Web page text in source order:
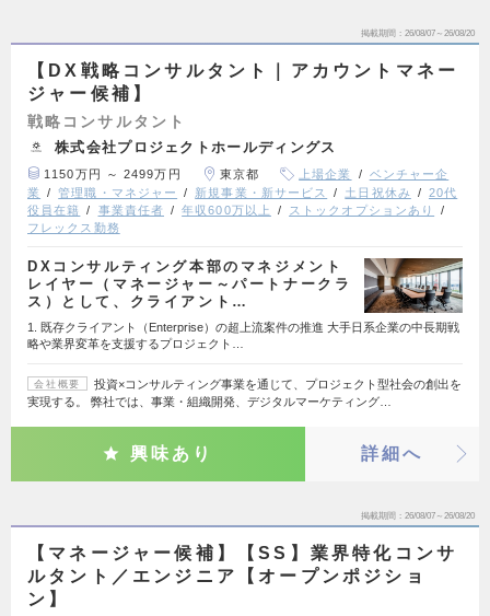
掲載期間 26/08/07～26/08/20
【DX戦略コンサルタント｜アカウントマネー
ジャー候補】
戦略コンサルタント
株式会社プロジェクトホールディングス
1150万円 ～ 2499万円 東京都 上場企業
ベンチャー企
業
管理職・マネジャー 新規事業・新サービス 土日祝休み
20代
役員在籍
事業責任者 年収600万以上
ストックオプションあり
フレックス勤務
DXコンサルティング本部のマネジメント
レイヤー（マネージャー～パートナークラ
ス）として、クライアント…
1. 既存クライアント（Enterprise）の超上流案件の推進 大手日系企業の中長期戦
略や業界変革を支援するプロジェクト…
会社概要
投資×コンサルティング事業を通じて、プロジェクト型社会の創出を
実現する。 弊社では、事業・組織開発、デジタルマーケティング…
興味あり 詳細へ
掲載期間 26/08/07～26/08/20
【マネージャー候補】【SS】業界特化コンサ
ルタント／エンジニア【オープンポジショ
ン】